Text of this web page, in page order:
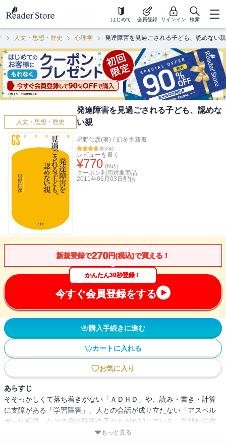
はじめて 会員登録 サインイン 検索
人文・思想・歴史 心理学 発達障害を見過ごされる子ども、認めない親
人文・思想・歴史
発達障害を見過ごされる子ども、認めな
い親
星野仁彦(著) / 幻冬舎新書
(24)
レビューを書く
¥770 (税込)
クーポン利用対象商品
2011年06月03日 配信
新規登録で270円(税込)で買える！
かんたん30秒登録！
今すぐ会員登録をする
購入手続きに進む
カートに入れる
お気に入り
あらすじ
そそっかしくて落ち着きがない「ＡＤＨＤ」や、読み・書き・計算
に支障がある「学習障害」、人との会話が成り立たない「アスペル
ガー症候群」などの発達障害の子どもが激増している。文部科学省
の調査によると、小・中学生の普通クラスで発達障害と思われる生
もっと見る